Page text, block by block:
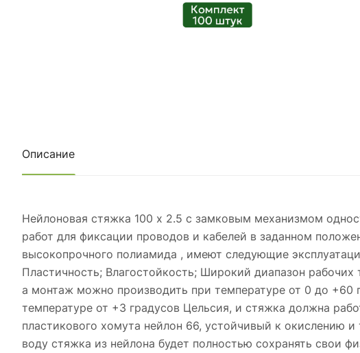
Описание
Нейлоновая стяжка 100 х 2.5 с замковым механизмом
работ для фиксации проводов и кабелей в заданном
высокопрочного полиамида , имеют следующие
Пластичность; Влагостойкость; Широкий диапазон
а монтаж можно производить при температуре от 0 до
температуре от +3 градусов Цельсия, и стяжка должна
пластикового хомута нейлон 66, устойчивый к окислению
воду стяжка из нейлона будет полностью сохранять свои